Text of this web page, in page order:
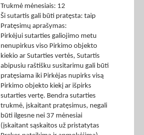
Trukmė mėnesiais: 12
Ši sutartis gali būti pratęsta: taip
Pratęsimų aprašymas:
Pirkėjui sutarties galiojimo metu
nenupirkus viso Pirkimo objekto
kiekio ar Sutarties vertės, Sutartis
abipusiu raštišku susitarimu gali būti
pratęsiama iki Pirkėjas nupirks visą
Pirkimo objekto kiekį ar išpirks
sutarties vertę. Bendra sutarties
trukmė, įskaitant pratęsimus, negali
būti ilgesne nei 37 mėnesiai
(įskaitant sąskaitos už pristatytas